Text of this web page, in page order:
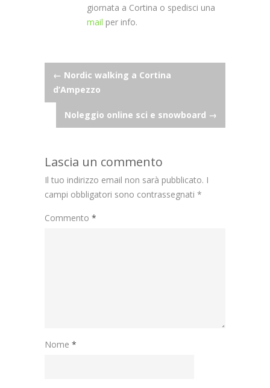
giornata a Cortina o spedisci una
mailper info.
Post
navigation
←Nordic walking a Cortina
d’Ampezzo
Noleggio online sci e snowboard→
Lascia un commento
Il tuo indirizzo email non sarà pubblicato. I
campi obbligatori sono contrassegnati*
Commento*
Nome*